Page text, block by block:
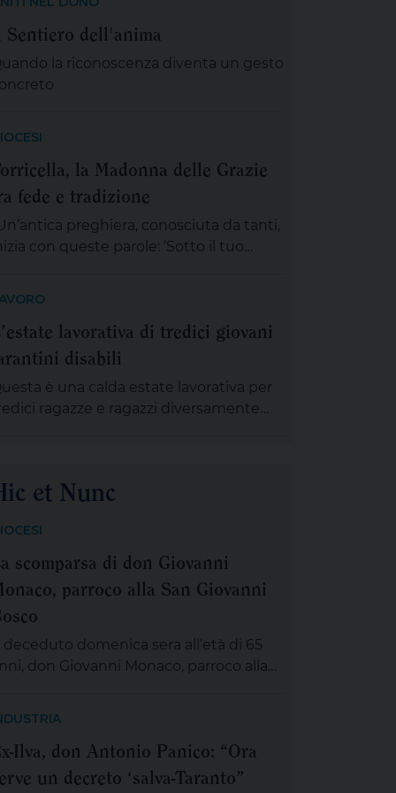
Sentiero dell'anima
la riconoscenza diventa un gesto
la Madonna delle Grazie
fede e tradizione
preghiera, conosciuta da tanti,
con queste parole: ‘Sotto il tuo
a vivere la festa della
delle Grazie, compatrona di
tempo d’incertezza e segnato da
sofferenza e […]
lavorativa di tredici giovani
disabili
è una calda estate lavorativa per
ragazze e ragazzi diversamente
“Terre dell’uguaglianza”. Il
regionale C.OS.T.A. (Comunità
per il Turismo Accessibile) di
Puglia e Pugliapromozione per
turismo […]
et Nunc
scomparsa di don Giovanni
parroco alla San Giovanni
deceduto domenica sera all’età di 65
don Giovanni Monaco, parroco alla
per chiunque desideri sostare in
e rendergli un ultimo saluto.
Ilva, don Antonio Panico: “Ora
un decreto ‘salva-Taranto”